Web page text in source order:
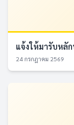
แจ้งให้มารับหลั
24 กรกฎาคม 2569